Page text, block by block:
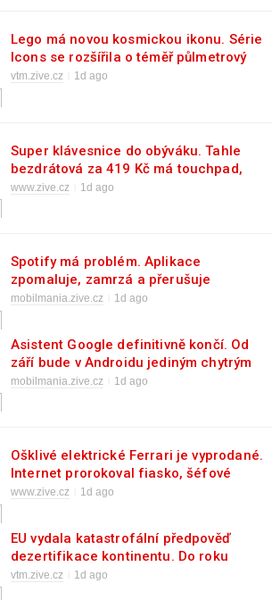
Lego má novou kosmickou ikonu. Série
Icons se rozšířila o téměř půlmetrový
Hubbleův dalekohled
vtm.zive.cz 1d ago
Super klávesnice do obýváku. Tahle
bezdrátová za 419 Kč má touchpad,
Bluetooth i české popisky
www.zive.cz 1d ago
Spotify má problém. Aplikace
zpomaluje, zamrzá a přerušuje
přehrávání i na výkonných
mobilmania.zive.cz 1d ago
Asistent Google definitivně končí. Od
září bude v Androidu jediným chytrým
pomocníkem Gemini
mobilmania.zive.cz 1d ago
Ošklivé elektrické Ferrari je vyprodané.
Internet prorokoval fiasko, šéfové
tech firem z USA a Číny vytáhli
www.zive.cz 1d ago
EU vydala katastrofální předpověď
dezertifikace kontinentu. Do roku
2040 bude ohrožené celé Polabí a jih
vtm.zive.cz 1d ago